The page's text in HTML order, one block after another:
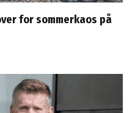
for sommerkaos på